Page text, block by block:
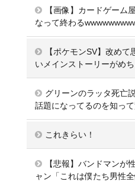
【画像】カードゲーム
なって終わる
【ポケモンSV】改め
いメインストーリーがめ
グリーンのラッタ死亡
話題になってるのを知っ
これきらい！
【悲報】バンドマン
ャン「これは僕たち男性